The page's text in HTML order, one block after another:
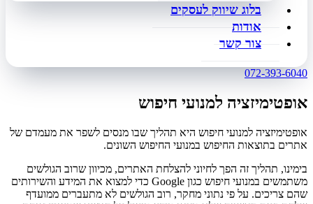
בלוג שיווק לעסקים
אודות
צור קשר
072-393-6040
אופטימיזציה למנועי חיפוש
אופטימיזציה למנועי חיפוש היא תהליך שבו מנסים לשפר את מעמדם של
אתרים בתוצאות החיפוש במנועי החיפוש השונים.
בימינו, תהליך זה הפך לחיוני להצלחת האתרים, מכיוון שרוב הגולשים
משתמשים במנועי חיפוש כגון Google כדי למצוא את המידע והשירותים
שהם צריכים. על פי נתוני מחקר, רוב הגולשים לא מתעברים ממועדף